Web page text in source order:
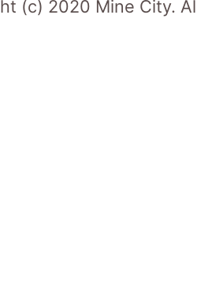
(c) 2020 Mine City.